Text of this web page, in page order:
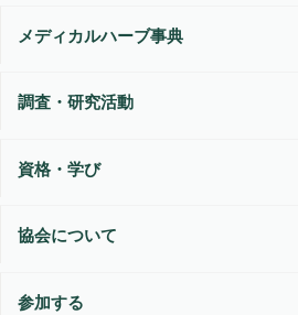
メディカルハーブ事典
調査・研究活動
資格・学び
協会について
参加する